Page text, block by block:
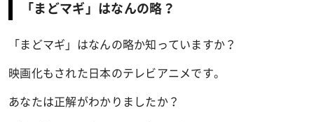
「まどマギ」はなんの略？
「まどマギ」はなんの略か知っていますか？
映画化もされた日本のテレビアニメです。
あなたは正解がわかりましたか？